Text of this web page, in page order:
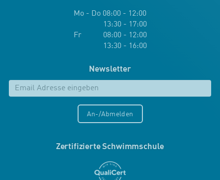
Mo - Do 08:00 - 12:00
13:30 - 17:00
Fr 08:00 - 12:00
13:30 - 16:00
Newsletter
An-/Abmelden
Zertifizierte Schwimmschule